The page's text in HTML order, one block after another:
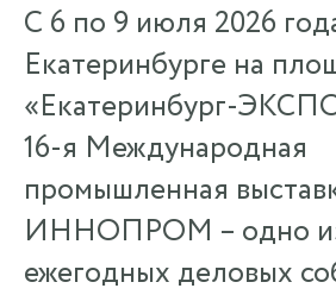
С 6 по 9 июля 2026
Екатеринбурге на
«Екатеринбург-
16-я Международная
промышленная
ИННОПРОМ – одно
ежегодных деловых